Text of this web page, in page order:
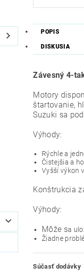
POPIS
DISKUSIA
Závesný 4-
Motory
štartovanie,
Suzuki sa
Výhody:
Rýchle a
Čistejšia a
Vyšší výkon
Konštrukcia
Výhody:
Môže sa
Žiadne
Súčasť dodávky